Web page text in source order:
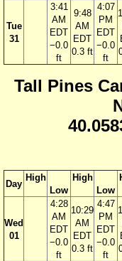
Tue
31
3:41
AM
EDT
−0.0
ft
9:48
AM
EDT
0.3 ft
4:07
PM
EDT
−0.0
ft
Tall Pines
Day
High
Low
High
Low
Wed
01
4:28
AM
EDT
−0.0
ft
10:29
AM
EDT
0.3 ft
4:47
PM
EDT
−0.0
ft